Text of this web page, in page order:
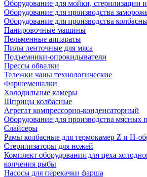
Оборудование для мойки, стерилизации
Оборудование для производства
Оборудование для производства
Панировочные машины
Пельменные аппараты
Пилы ленточные для мяса
Подъемники-опрокидыватели
Прессы обвалки
Тележки чаны технологические
Фаршемешалки
Холодильные камеры
Шприцы колбасные
Агрегат компрессорно-конденсаторный
Оборудование для производства мясных
Слайсеры
Рамы колбасные для термокамер Z и H-
Стерилизаторы для ножей
Комплект оборудования для цеха
копчения рыбы
Насосы для перекачки фарша